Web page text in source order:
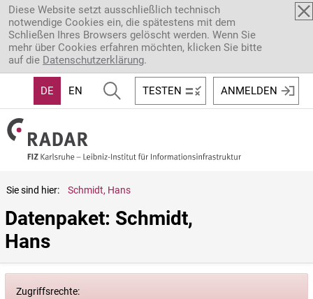
Direkt zum Inhalt
Diese Website setzt ausschließlich technisch
notwendige Cookies ein, die spätestens mit dem
Schließen Ihres Browsers gelöscht werden. Wenn Sie
mehr über Cookies erfahren möchten, klicken Sie bitte
auf die Datenschutzerklärung.
DE EN TESTEN ANMELDEN
Sie sind hier: Schmidt, Hans
Datenpaket: Schmidt,
Hans
Zugriffsrechte: